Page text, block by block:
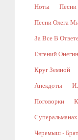
Ноты Песни
Песни Олега
За Все В
Евгений Онегин
Круг Земной
Анекдоты
Поговорки
Черемыш -